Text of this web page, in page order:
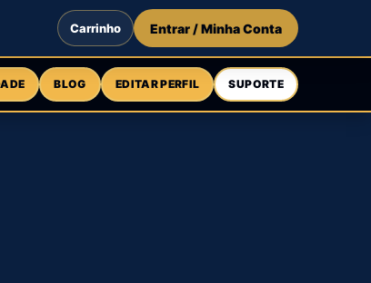
Carrinho Entrar / Minha Conta
BLOG EDITAR PERFIL SUPORTE